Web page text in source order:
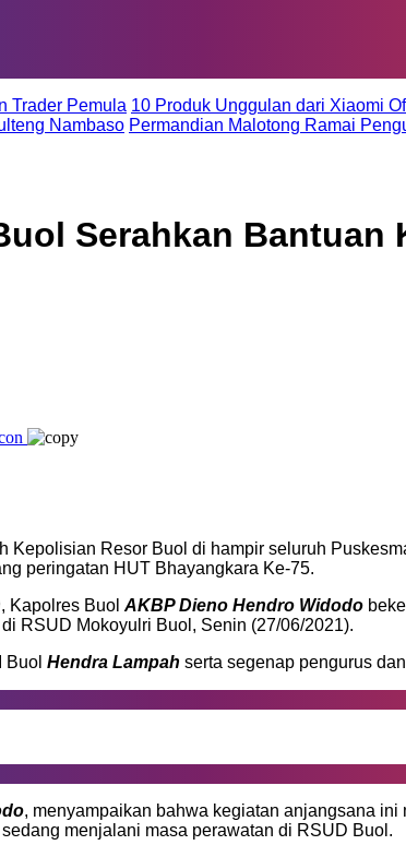
Trader Pemula 10 Produk Unggulan dari Xiaomi
Nambaso Permandian Malotong Ramai
Serahkan Bantuan
Resor Buol di hampir seluruh
peringatan HUT Bhayangkara Ke-75.
, Kapolres Buol AKBP Dieno Hendro Widodo
RSUD Mokoyulri Buol, Senin (27/06/2021).
Buol Hendra Lampah serta segenap pengurus
, menyampaikan bahwa kegiatan anjangsana
menjalani masa perawatan di RSUD Buol.